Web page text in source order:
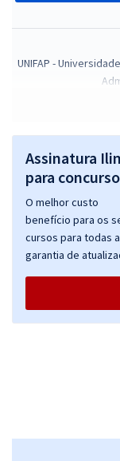
UNIFAP -
UNIFAP -
Assinatura
para
O melhor custo
benefício para os
cursos para todas
garantia de